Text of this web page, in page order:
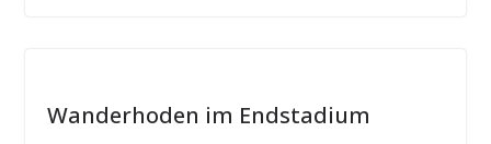
Wanderhoden im Endstadium